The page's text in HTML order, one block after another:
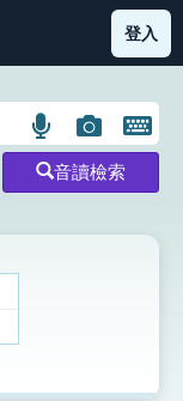
部首索引表圖示
登入
語
言
搜
圖
片
搜
開
鍵
圖
音讀檢索